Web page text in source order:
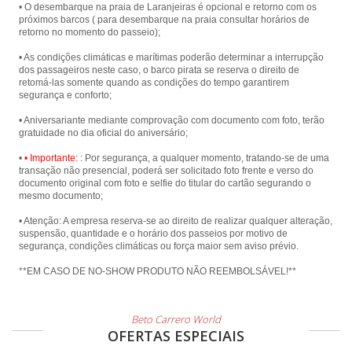
• O desembarque na praia de Laranjeiras é opcional e retorno com os
próximos barcos ( para desembarque na praia consultar horários de
retorno no momento do passeio);
• As condições climáticas e marítimas poderão determinar a interrupção
dos passageiros neste caso, o barco pirata se reserva o direito de
retomá-las somente quando as condições do tempo garantirem
segurança e conforto;
• Aniversariante mediante comprovação com documento com foto, terão
gratuidade no dia oficial do aniversário;
• • Importante: : Por segurança, a qualquer momento, tratando-se de uma
transação não presencial, poderá ser solicitado foto frente e verso do
documento original com foto e selfie do titular do cartão segurando o
mesmo documento;
• Atenção: A empresa reserva-se ao direito de realizar qualquer alteração,
suspensão, quantidade e o horário dos passeios por motivo de
segurança, condições climáticas ou força maior sem aviso prévio.
**EM CASO DE NO-SHOW PRODUTO NÃO REEMBOLSÁVEL!**
Beto Carrero World
OFERTAS ESPECIAIS